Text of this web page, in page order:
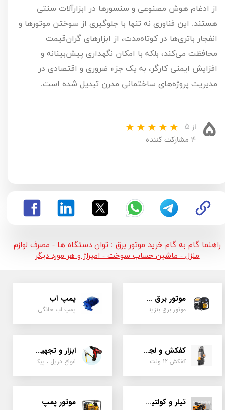
از ادغام هوش مصنوعی و سنسورها در ابزارآلات سنتی
هستند. این فناوری نه تنها با جلوگیری از سوختن موتورها و
انفجار باتری‌ها در کوتاه‌مدت، از ابزارهای گران‌قیمت
محافظت می‌کند، بلکه با امکان نگهداری پیش‌بینانه و
افزایش ایمنی کارگر، به یک جزء ضروری و اقتصادی در
مدیریت پروژه‌های ساختمانی مدرن تبدیل شده است.
۵ از ۵
۴ مشارکت کننده
راهنما گام به گام خرید موتور برق : توان دستگاه ها - مصرف لوازم
منزل - ماشین حساب سوخت - امپراژ و هر مورد دیگر
موتور برق و ژنراتور
موتور برق بنزینی، دیزلی ، گازی ، سه گانه سوز
پمپ آب
پمپ اب خانگی، بشقابی ، جتی ، دو پروانه کشاورزی
کفکش و لجن کش
کفکش 12 ولت ، 220 ولت ، یک اینچ به بالا لجن کش کاتردار، لجن کش چدنی
ابزار و تجهیزات
انواع دریل ، پیکور، ابزارالات، سیل مکانیکی، قطعات پمپ
تیلر و کولتیواتور موتور پمپ